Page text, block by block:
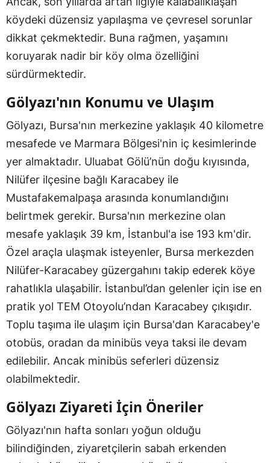
köydeki düzensiz yapılaşma ve çevresel sorunlar
dikkat çekmektedir. Buna rağmen, yaşamını
koruyarak nadir bir köy olma özelliğini
sürdürmektedir.
Gölyazı'nın Konumu ve Ulaşım
Gölyazı, Bursa'nın merkezine yaklaşık 40 kilometre
mesafede ve Marmara Bölgesi'nin iç kesimlerinde
yer almaktadır. Uluabat Gölü’nün doğu kıyısında,
Nilüfer ilçesine bağlı Karacabey ile
Mustafakemalpaşa arasında konumlandığını
belirtmek gerekir. Bursa'nın merkezine olan
mesafe yaklaşık 39 km, İstanbul'a ise 193 km'dir.
Özel araçla ulaşmak isteyenler, Bursa merkezden
Nilüfer-Karacabey güzergahını takip ederek köye
rahatlıkla ulaşabilir. İstanbul’dan gelenler için ise en
pratik yol TEM Otoyolu’ndan Karacabey çıkışıdır.
Toplu taşıma ile ulaşım için Bursa'dan Karacabey'e
otobüs, oradan da minibüs veya taksi ile devam
edilebilir. Ancak minibüs seferleri düzensiz
olabilmektedir.
Gölyazı Ziyareti İçin Öneriler
Gölyazı'nın hafta sonları yoğun olduğu
bilindiğinden, ziyaretçilerin sabah erkenden